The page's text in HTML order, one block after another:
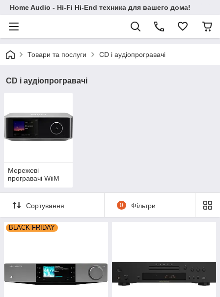
Home Audio - Hi-Fi Hi-End техника для вашего дома!
Товари та послуги CD і аудіопрогравачі
CD і аудіопрогравачі
Мережеві
програвачі WiiM
Сортування 0 Фільтри
BLACK FRIDAY